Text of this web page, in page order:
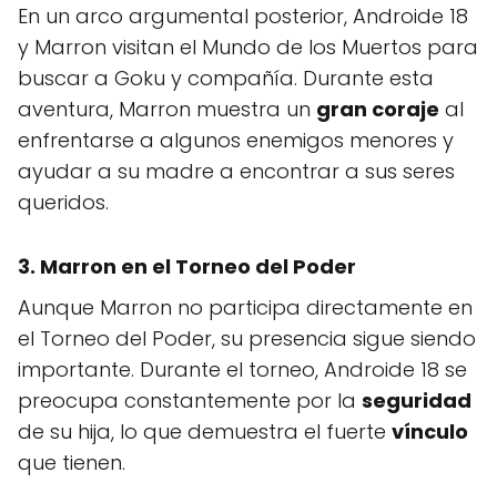
En un arco argumental posterior, Androide 18
y Marron visitan el Mundo de los Muertos para
buscar a Goku y compañía. Durante esta
aventura, Marron muestra un gran coraje al
enfrentarse a algunos enemigos menores y
ayudar a su madre a encontrar a sus seres
queridos.
3. Marron en el Torneo del Poder
Aunque Marron no participa directamente en
el Torneo del Poder, su presencia sigue siendo
importante. Durante el torneo, Androide 18 se
preocupa constantemente por la seguridad
de su hija, lo que demuestra el fuerte vínculo
que tienen.